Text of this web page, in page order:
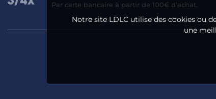
Notre site LDLC utilise des cookies ou
une
Par carte bancaire à partir de 100€ d'achat.